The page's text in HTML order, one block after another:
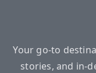
Your go-to
stories, and in-